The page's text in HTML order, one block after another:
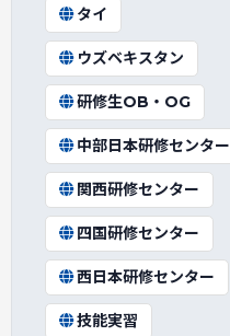
タイ
ウズベキスタン
研修生OB・OG
中部日本研修センター
関西研修センター
四国研修センター
西日本研修センター
技能実習